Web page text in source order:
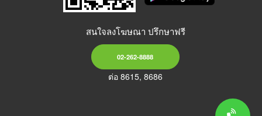
สนใจลงโฆษณา ปรึกษาฟรี
02-262-8888
ต่อ 8615, 8686